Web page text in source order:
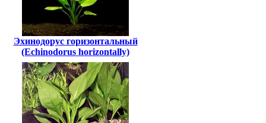
Эхинодорус горизонтальный
(Echinodorus horizontally)